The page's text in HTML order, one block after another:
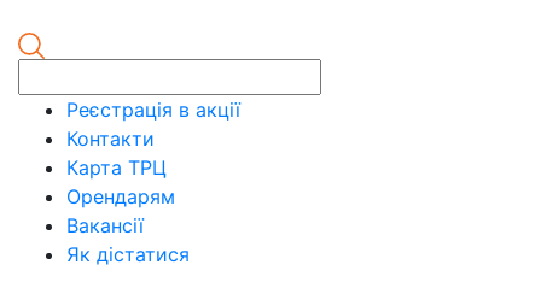
Реєстрація в акції
Контакти
Карта ТРЦ
Орендарям
Вакансії
Як дістатися